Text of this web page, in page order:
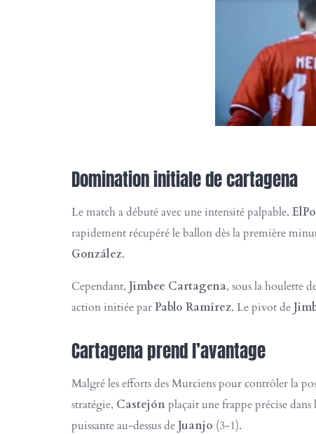
Domination initiale de cartagena
Le match a débuté avec une intensité palpable.
rapidement récupéré le ballon dès la première
González.
Cependant, Jimbee Cartagena, sous la houlette
action initiée parPablo Ramírez. Le pivot de
Cartagena prend l’avantage
Malgré les efforts des Murciens pour contrôler la
stratégie, Castejónplaçait une frappe précise
puissante au-dessus deJuanjo (3-1).